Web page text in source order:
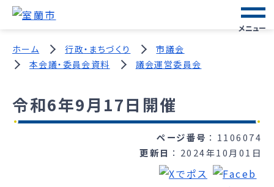
メニュー
ホーム 行政・まちづくり
市議会
本会議・委員会資料
議会運営委員会
令和6年9月17日開催
ページ番号
1106074
更新日
2024年10月01日